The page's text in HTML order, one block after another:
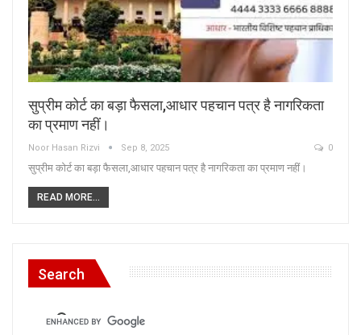
सुप्रीम कोर्ट का बड़ा फैसला,आधार पहचान पत्र है नागरिकता
का प्रमाण नहीं।
Noor Hasan Rizvi Sep 8, 2025 0
सुप्रीम कोर्ट का बड़ा फैसला,आधार पहचान पत्र है नागरिकता का प्रमाण नहीं।
READ MORE...
Search